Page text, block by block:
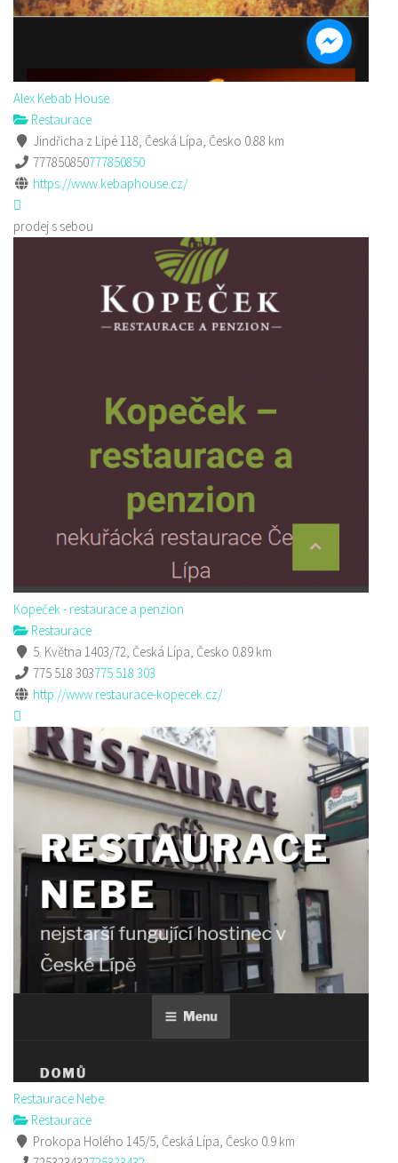
Alex Kebab House
Restaurace
Jindřicha z Lipé 118, Česká Lípa, Česko 0.88 km
777850850777850850
https://www.kebaphouse.cz/
prodej s sebou
Kopeček - restaurace a penzion
Restaurace
5. Května 1403/72, Česká Lípa, Česko 0.89 km
775 518 303775 518 303
http://www.restaurace-kopecek.cz/
Restaurace Nebe
Restaurace
Prokopa Holého 145/5, Česká Lípa, Česko 0.9 km